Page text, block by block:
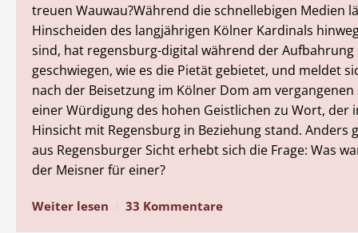
treuen Wauwau?Während die schnellebigen Medien
Hinscheiden des langjährigen Kölner Kardinals
sind, hat regensburg-digital während der Aufbahrung
geschwiegen, wie es die Pietät gebietet, und meldet
nach der Beisetzung im Kölner Dom am vergangenen
einer Würdigung des hohen Geistlichen zu Wort, der
Hinsicht mit Regensburg in Beziehung stand. Anders
aus Regensburger Sicht erhebt sich die Frage: Was
der Meisner für einer?
Weiter lesen 33 Kommentare